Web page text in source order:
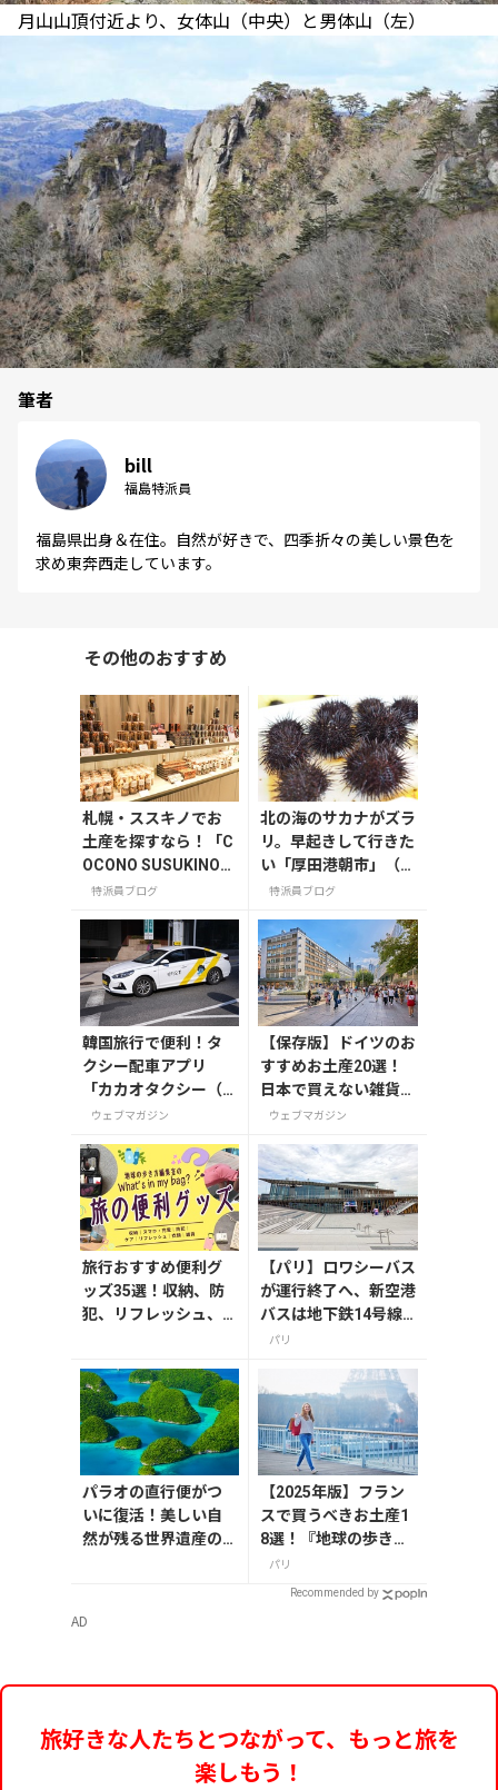
月山山頂付近より、女体山（中央）と男体山（左）
筆者
bill
福島特派員
福島県出身＆在住。自然が好きで、四季折々の美しい景色を
求め東奔西走しています。
その他のおすすめ
札幌・ススキノでお
土産を探すなら！「C
OCONO SUSUKINO」
お土産編
特派員ブログ
北の海のサカナがズラ
リ。早起きして行きた
い「厚田港朝市」（北
海道石狩市）
特派員ブログ
韓国旅行で便利！タ
クシー配車アプリ
「カカオタクシー（K
AKAO T）」の登録・
ウェブマガジン
【保存版】ドイツのお
すすめお土産20選！
日本で買えない雑貨か
らお菓子まで徹底紹介
ウェブマガジン
旅行おすすめ便利グ
ッズ35選！収納、防
犯、リフレッシュ、
物】
【パリ】ロワシーバス
が運行終了へ、新空港
バスは地下鉄14号線
サン・ドニ・プレイエ
パリ
パラオの直行便がつ
いに復活！美しい自
然が残る世界遺産の
【2025年版】フラン
スで買うべきお土産1
8選！『地球の歩き
方』編集者おすすめの
お菓子や雑貨などを紹
パリ
Recommended by
AD
旅好きな人たちとつながって、もっと旅を
楽しもう！